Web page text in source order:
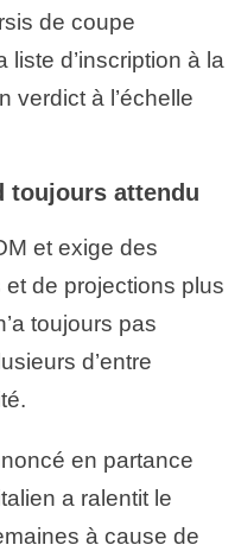
de coupe
liste d’inscription à la
verdict à l’échelle
toujours attendu
et exige des
de projections plus
toujours pas
d’entre
en partance
a ralentit le
à cause de